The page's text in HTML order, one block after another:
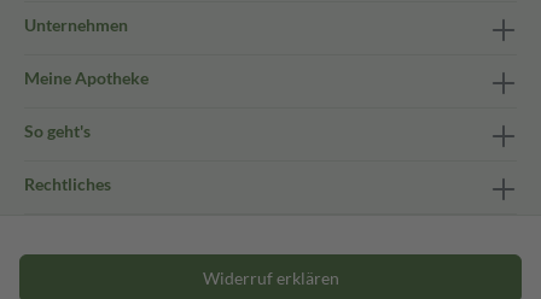
Unternehmen
Meine Apotheke
So geht's
Rechtliches
Widerruf erklären